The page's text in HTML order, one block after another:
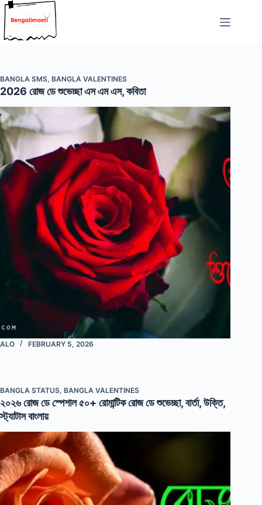
Skip
to
content
BANGLA SMS, BANGLA VALENTINES
2026 রোজ ডে শুভেচ্ছা এস এম এস, কবিতা
ALO FEBRUARY 5, 2026
BANGLA STATUS, BANGLA VALENTINES
২০২৬ রোজ ডে স্পেশাল ৫০+ রোমান্টিক রোজ ডে শুভেচ্ছা, বার্তা, উক্তি,
স্ট্যাটাস বাংলায়